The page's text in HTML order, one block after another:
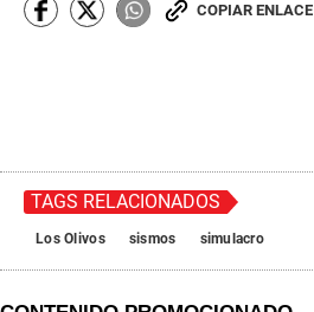
COPIAR ENLACE
TAGS RELACIONADOS
Los Olivos sismos simulacro